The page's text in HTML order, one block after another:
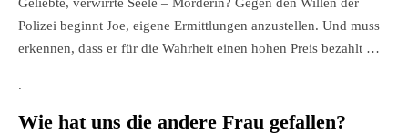
Polizei beginnt Joe, eigene Ermittlungen anzustellen. Und muss
erkennen, dass er für die Wahrheit einen hohen Preis bezahlt …
.
Wie hat uns die andere Frau gefallen?